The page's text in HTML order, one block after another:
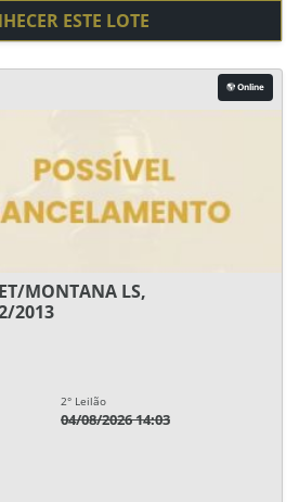
ESTE LOTE
Online
MONTANA LS,
2013
2° Leilão
04/08/2026 14:03